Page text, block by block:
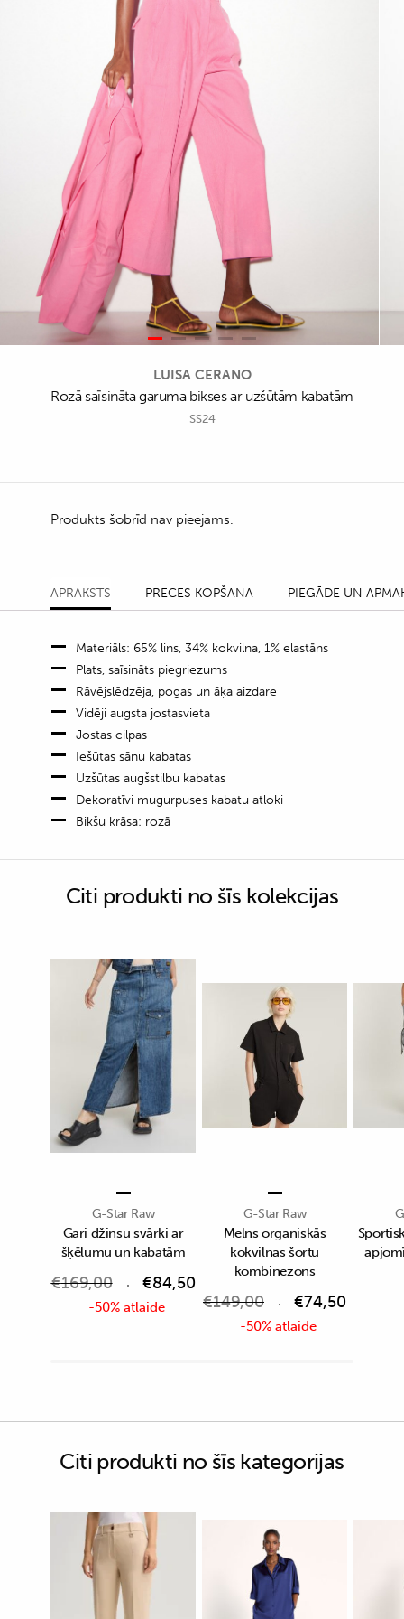
LUISA CERANO
Rozā saīsināta garuma bikses ar uzšūtām kabatām
SS24
Produkts šobrīd nav pieejams.
APRAKSTS PRECES KOPŠANA PIEGĀDE UN
Materiāls: 65% lins, 34% kokvilna, 1% elastāns
Plats, saīsināts piegriezums
Rāvējslēdzēja, pogas un āķa aizdare
Vidēji augsta jostasvieta
Jostas cilpas
Iešūtas sānu kabatas
Uzšūtas augšstilbu kabatas
Dekoratīvi mugurpuses kabatu atloki
Bikšu krāsa: rozā
Citi produkti no šīs kolekcijas
G-Star Raw
Gari džinsu svārki ar
šķēlumu un kabatām
€169,00 €84,50
-50% atlaide
G-Star Raw
Melns organiskās
kokvilnas šortu
kombinezons
€149,00 €74,50
-50% atlaide
Citi produkti no šīs kategorijas